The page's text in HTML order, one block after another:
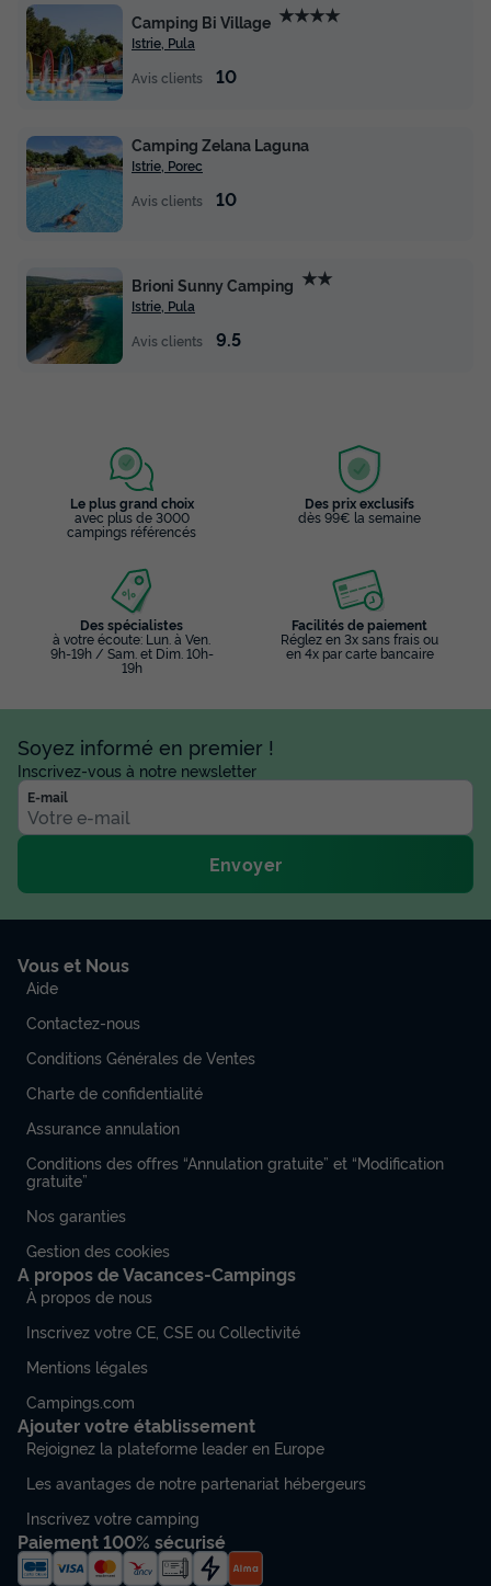
MOBILHOME 6 personnes - Maravea
Family Holiday Home
Réfrigérateur Télévision
20/09/2026
Meilleur prix pour 7 nuits
Modifier les dates
637 €
MOBILHOME 6 personnes - Maravea
Premium Holifay Home (MHPV)
Annulation gratuite
Adultes
4
Enfants
2
Chambres
Climatisation Animaux autorisés *
Réfrigérateur
Salon de jardin
+ 1
MOBILHOME 6 personnes - Maravea Premium Holifay
Home (MHPV)
du26/09/2026 03/10/2026
Meilleur prix pour 7 nuits
Modifier les dates
Voir les disponibilités
Camping Bi Village ★★★★
Istrie, Pula
Avis clients
10
Camping Zelana Laguna
Istrie, Porec
Avis clients
10
Brioni Sunny Camping ★★
Istrie, Pula
Avis clients
9.5
Le plus grand choix
avec plus de 3000
campings référencés
Des prix exclusifs
dès 99€ la semaine
Des spécialistes
à votre écoute: Lun. à Ven.
9h-19h / Sam. et Dim. 10h-
19h
Facilités de paiement
Réglez en 3x sans frais ou
en 4x par carte bancaire
Soyez informé en premier !
Inscrivez-vous à notre newsletter
E-mail
Envoyer
Vous et Nous
Aide
Contactez-nous
Conditions Générales de Ventes
Charte de confidentialité
Assurance annulation
Conditions des offres “Annulation gratuite” et “Modification
gratuite”
Nos garanties
Gestion des cookies
A propos de Vacances-Campings
À propos de nous
Inscrivez votre CE, CSE ou Collectivité
Mentions légales
Campings.com
Ajouter votre établissement
Rejoignez la plateforme leader en Europe
Les avantages de notre partenariat hébergeurs
Inscrivez votre camping
Paiement 100% sécurisé